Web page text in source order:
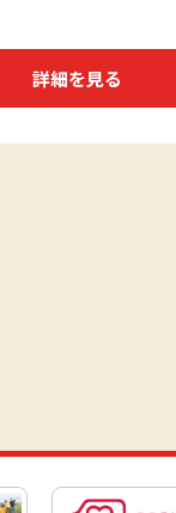
詳細を見る